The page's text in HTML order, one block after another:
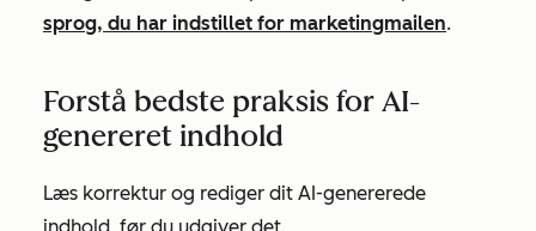
sprog, du har indstillet for marketingmailen.
Forstå bedste praksis for AI-
genereret indhold
Læs korrektur og rediger dit AI-genererede